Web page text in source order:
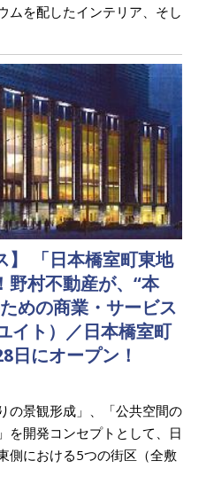
ムを配したインテリア、そし
】 「日本橋室町東地
野村不動産が、“本
めの商業・サービス
イト）／日本橋室町
日にオープン！
の景観形成」、「公共空間の
を開発コンセプトとして、日
側における5つの街区（全敷